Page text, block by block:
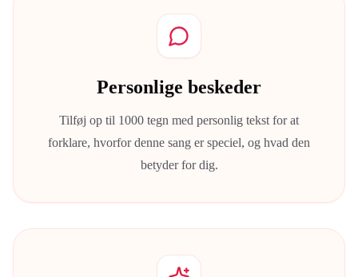
Personlige beskeder
Tilføj op til 1000 tegn med personlig tekst for at
forklare, hvorfor denne sang er speciel, og hvad den
betyder for dig.